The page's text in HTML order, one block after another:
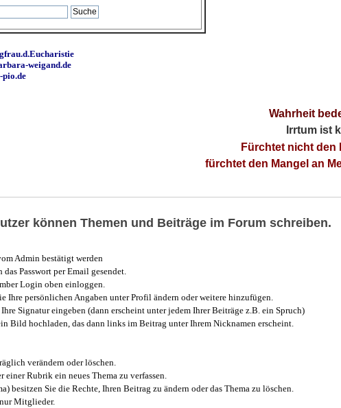
weigand.de
pio.de
Wahrheit
Irrtum ist
Fürchtet nicht den
fürchtet den Mangel an
können Themen und Beiträge im Forum schreiben.
Admin bestätigt werden
Passwort per Email gesendet.
Login oben einloggen.
Ihre persönlichen Angaben unter Profil ändern oder weitere hinzufügen.
Signatur eingeben (dann erscheint unter jedem Ihrer Beiträge z.B. ein Spruch)
Bild hochladen, das dann links im Beitrag unter Ihrem Nicknamen erscheint.
verändern oder löschen.
Rubrik ein neues Thema zu verfassen.
besitzen Sie die Rechte, Ihren Beitrag zu ändern oder das Thema zu löschen.
Mitglieder.